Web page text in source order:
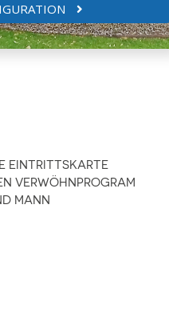
EINTRITTSKARTE
VERWÖHNPROGRAM
MANN